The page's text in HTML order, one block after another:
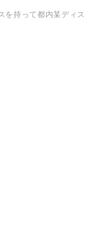
を持って都内某ディス